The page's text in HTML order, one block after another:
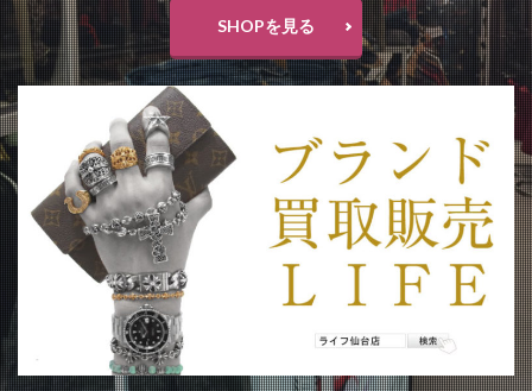
SHOPを見る